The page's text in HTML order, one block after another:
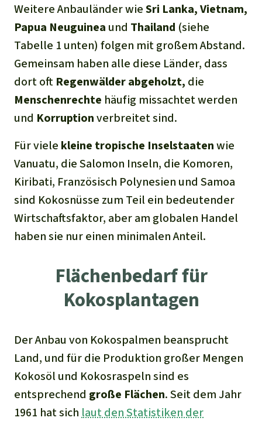
Weitere Anbauländer wieSri Lanka,Vietnam,
Papua Neuguinea und Thailand (siehe
Tabelle 1 unten) folgen mit großem Abstand.
Gemeinsam haben alle diese Länder, dass
dort oft Regenwälder abgeholzt, die
Menschenrechte häufig missachtet werden
und Korruptionverbreitet sind.
Für viele kleine tropische Inselstaatenwie
Vanuatu, die Salomon Inseln, die Komoren,
Kiribati, Französisch Polynesien und Samoa
sind Kokosnüsse zum Teil ein bedeutender
Wirtschaftsfaktor, aber am globalen Handel
haben sie nur einen minimalen Anteil.
Flächenbedarf für
Kokosplantagen
Der Anbau von Kokospalmen beansprucht
Land, und für die Produktion großer Mengen
Kokosöl und Kokosraspeln sind es
entsprechend große Flächen. Seit dem Jahr
1961 hat sich laut den Statistiken der